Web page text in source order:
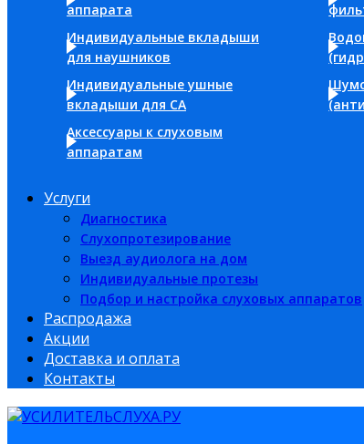
аппарата
Индивидуальные вкладыши
для наушников
Индивидуальные ушные
вкладыши для СА
Аксессуары к слуховым
аппаратам
Услуги
Диагностика
Слухопротезирование
Выезд аудиолога на дом
Индивидуальные протезы
Подбор и настройка слуховых аппаратов
Распродажа
Акции
Доставка и оплата
Контакты